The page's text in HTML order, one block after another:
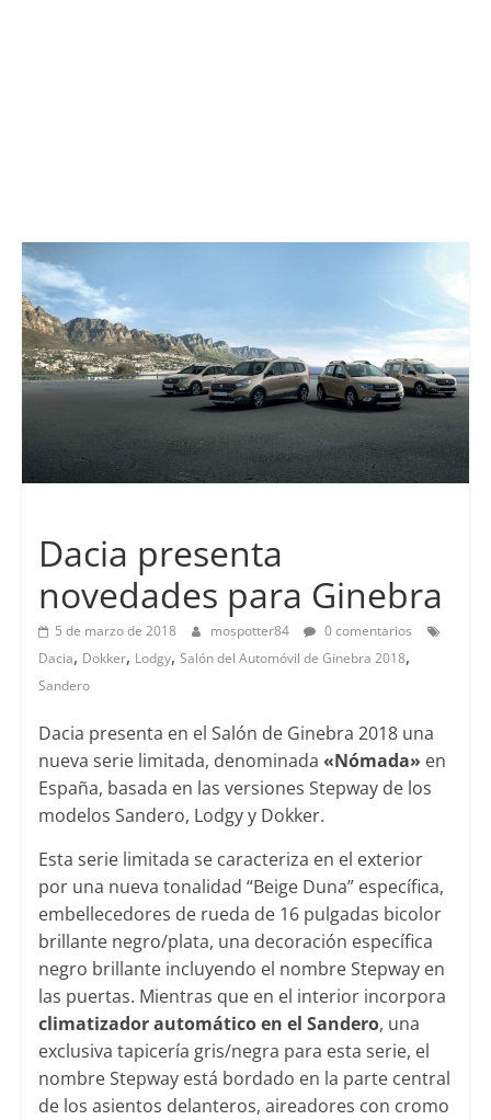
Dacia presenta
novedades para Ginebra
5 de marzo de 2018 mospotter84
0 comentarios
Dacia, Dokker, Lodgy, Salón del Automóvil de Ginebra 2018,
Sandero
Dacia presenta en el Salón de Ginebra 2018 una
nueva serie limitada, denominada «Nómada» en
España, basada en las versiones Stepway de los
modelos Sandero, Lodgy y Dokker.
Esta serie limitada se caracteriza en el exterior
por una nueva tonalidad “Beige Duna” específica,
embellecedores de rueda de 16 pulgadas bicolor
brillante negro/plata, una decoración específica
negro brillante incluyendo el nombre Stepway en
las puertas. Mientras que en el interior incorpora
climatizador automático en el Sandero, una
exclusiva tapicería gris/negra para esta serie, el
nombre Stepway está bordado en la parte central
de los asientos delanteros, aireadores con cromo